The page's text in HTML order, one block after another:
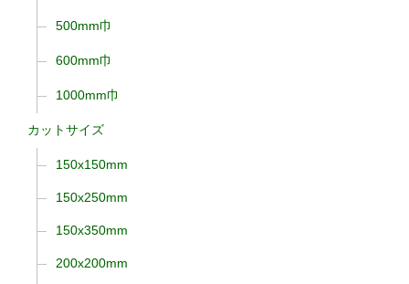
500mm巾
600mm巾
1000mm巾
カットサイズ
150x150mm
150x250mm
150x350mm
200x200mm